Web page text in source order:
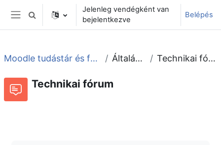
Tovább a fő tartalomhoz
Oldalpanel
Keresési bemeneti adatok váltása
Jelenleg vendégként van
bejelentkezve
Belépés
Moodle tudástár és fórum Általános Technikai fórum
Technikai fórum